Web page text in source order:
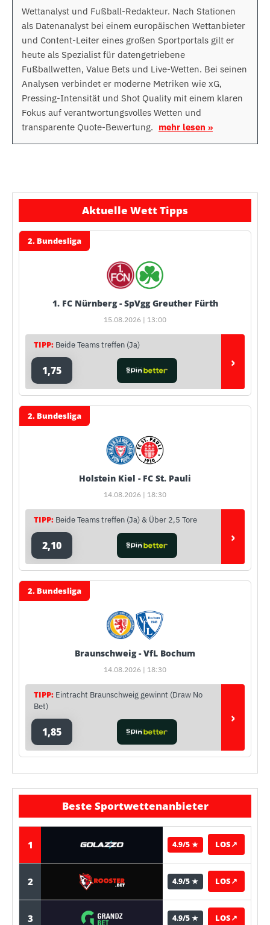
Wettanalyst und Fußball-Redakteur. Nach Stationen
als Datenanalyst bei einem europäischen Wettanbieter
und Content-Leiter eines großen Sportportals gilt er
heute als Spezialist für datengetriebene
Fußballwetten, Value Bets und Live-Wetten. Bei seinen
Analysen verbindet er moderne Metriken wie xG,
Pressing-Intensität und Shot Quality mit einem klaren
Fokus auf verantwortungsvolles Wetten und
transparente Quote-Bewertung. mehr lesen »
Aktuelle Wett Tipps
2. Bundesliga
1. FC Nürnberg - SpVgg Greuther Fürth
15.08.2026 | 13:00
TIPP: Beide Teams treffen (Ja)
1,75 ›
2. Bundesliga
Holstein Kiel - FC St. Pauli
14.08.2026 | 18:30
TIPP: Beide Teams treffen (Ja) & Über 2,5 Tore
2,10 ›
2. Bundesliga
Braunschweig - VfL Bochum
14.08.2026 | 18:30
TIPP: Eintracht Braunschweig gewinnt (Draw No
Bet)
1,85
›
Beste Sportwettenanbieter
1 4.9/5 ★ LOS↗
2 4.9/5 ★ LOS↗
3 4.9/5 ★ LOS↗